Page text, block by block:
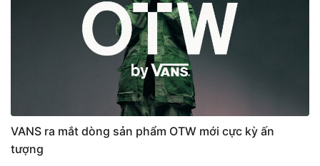
VANS ra mắt dòng sản phẩm OTW mới cực kỳ ấn
tượng